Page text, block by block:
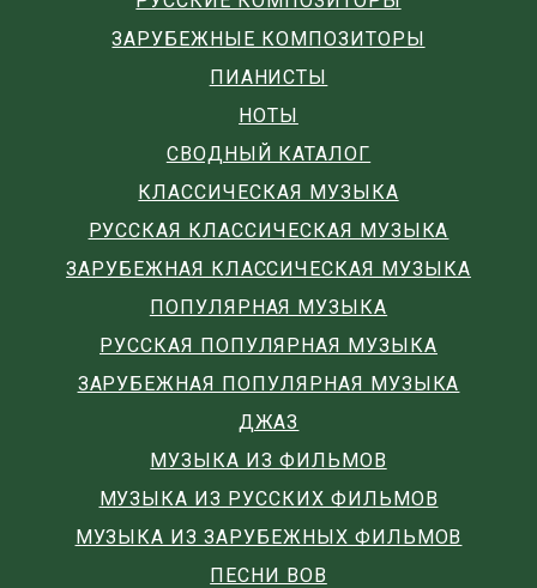
ЗАРУБЕЖНЫЕ КОМПОЗИТОРЫ
ПИАНИСТЫ
НОТЫ
СВОДНЫЙ КАТАЛОГ
КЛАССИЧЕСКАЯ МУЗЫКА
РУССКАЯ КЛАССИЧЕСКАЯ МУЗЫКА
ЗАРУБЕЖНАЯ КЛАССИЧЕСКАЯ МУЗЫКА
ПОПУЛЯРНАЯ МУЗЫКА
РУССКАЯ ПОПУЛЯРНАЯ МУЗЫКА
ЗАРУБЕЖНАЯ ПОПУЛЯРНАЯ МУЗЫКА
ДЖАЗ
МУЗЫКА ИЗ ФИЛЬМОВ
МУЗЫКА ИЗ РУССКИХ ФИЛЬМОВ
МУЗЫКА ИЗ ЗАРУБЕЖНЫХ ФИЛЬМОВ
ПЕСНИ ВОВ